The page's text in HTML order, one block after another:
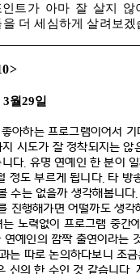
트가 아마 잘 살지
더 세심하게 살려보겠
3월29일
아하는 프로그램이어서
시도가 잘 정착되지는 않
다. 유명 연예인 한 분이
정도 부르게 됩니다. 타 방
수는 없을까 생각해봅니다.
진행해가면 어떨까도 생각
노력없이 프로그램 중간
예인의 깜짝 출연이라는
는 따로 논의하다보니 조
신의 한 수인 것 같습니다.